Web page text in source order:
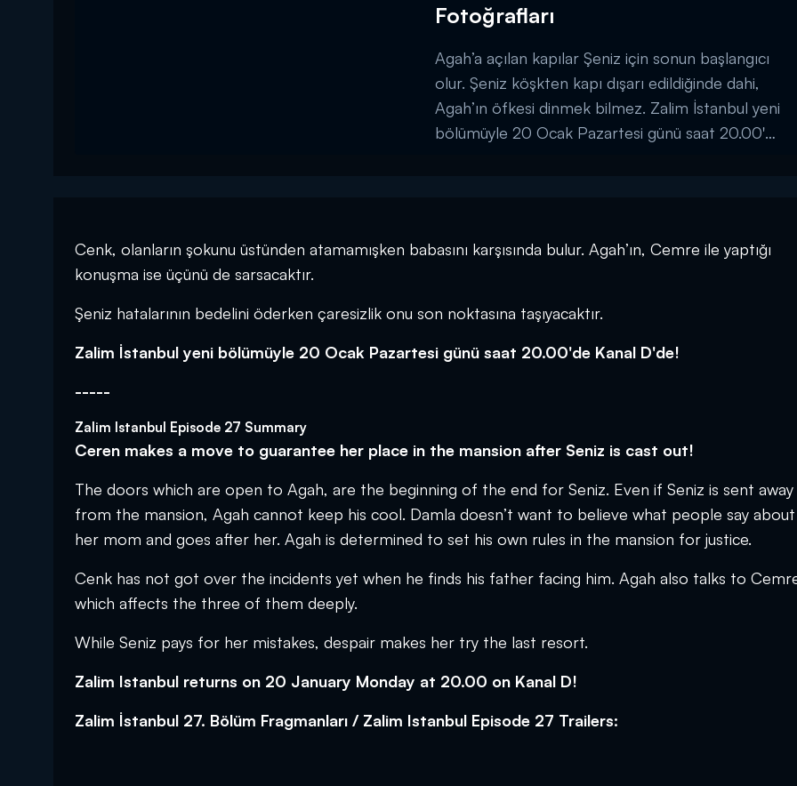
Fotoğrafları
Agah’a açılan kapılar Şeniz için sonun başlangıcı
olur. Şeniz köşkten kapı dışarı edildiğinde dahi,
Agah’ın öfkesi dinmek bilmez. Zalim İstanbul yeni
bölümüyle 20 Ocak Pazartesi günü saat 20.00'de
Cenk, olanların şokunu üstünden atamamışken babasını karşısında bulur. Agah’ın, Cemre ile yaptığı
konuşma ise üçünü de sarsacaktır.
Şeniz hatalarının bedelini öderken çaresizlik onu son noktasına taşıyacaktır.
Zalim İstanbul yeni bölümüyle 20 Ocak Pazartesi günü saat 20.00'de Kanal D'de!
-----
Zalim Istanbul Episode 27 Summary
Ceren makes a move to guarantee her place in the mansion after Seniz is cast out!
The doors which are open to Agah, are the beginning of the end for Seniz. Even if Seniz is sent away
from the mansion, Agah cannot keep his cool. Damla doesn’t want to believe what people say about
her mom and goes after her. Agah is determined to set his own rules in the mansion for justice.
Cenk has not got over the incidents yet when he finds his father facing him. Agah also talks to
which affects the three of them deeply.
While Seniz pays for her mistakes, despair makes her try the last resort.
Zalim Istanbul returns on 20 January Monday at 20.00 on Kanal D!
Zalim İstanbul 27. Bölüm Fragmanları / Zalim Istanbul Episode 27 Trailers: